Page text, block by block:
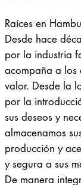
Raíces en
Desde hace
por la industria
acompaña a
valor. Desde la
por la
sus deseos y
almacenamos
producción y
y segura a sus
De manera